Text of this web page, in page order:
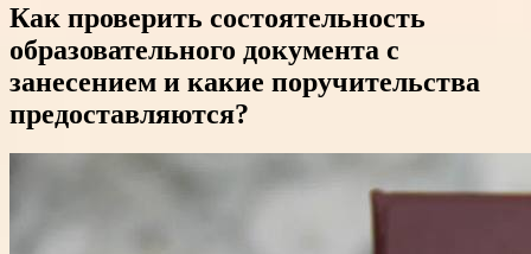
Как проверить состоятельность
образовательного документа с
занесением и какие поручительства
предоставляются?